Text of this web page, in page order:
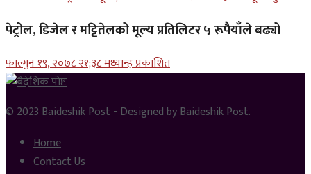
पेट्रोल, डिजेल र मट्टितेलको मूल्य प्रतिलिटर ५ रूपैयाँले बढ्यो
फाल्गुन १९, २०७८ २१;३८ मध्यान्ह प्रकाशित
© 2023Baideshik Post- Designed byBaideshik Post.
Home
Contact Us